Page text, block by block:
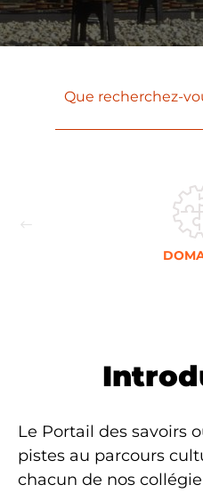
Que recherchez-
Le Portail des savoirs
pistes au parcours
chacun de nos